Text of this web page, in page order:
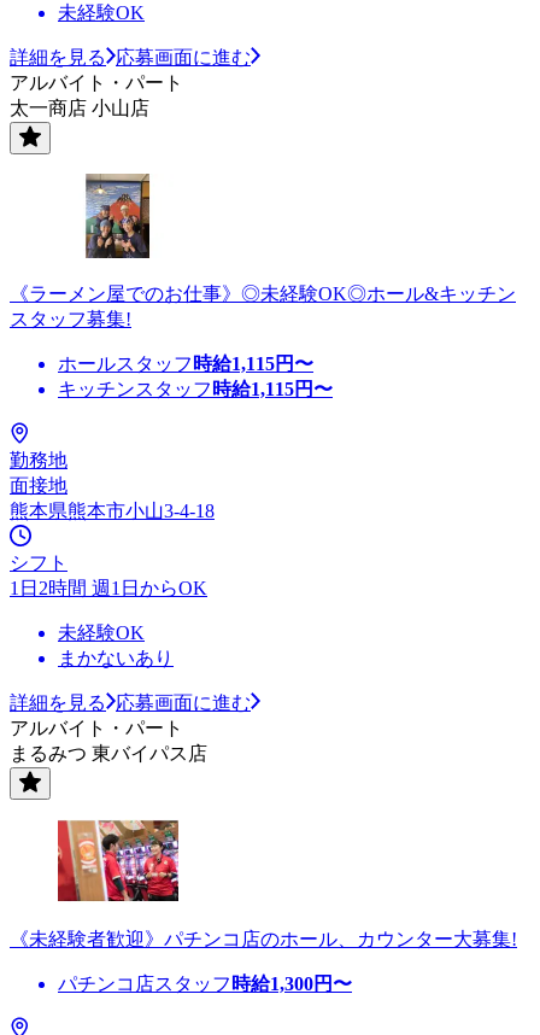
未経験OK
詳細を見る
応募画面に進む
アルバイト・パート
太一商店 小山店
《ラーメン屋でのお仕事》◎未経験OK◎ホール&キッチン
スタッフ募集!
ホールスタッフ 時給1,115円〜
キッチンスタッフ 時給1,115円〜
勤務地
面接地
熊本県熊本市小山3-4-18
シフト
1日2時間 週1日からOK
未経験OK
まかないあり
詳細を見る
応募画面に進む
アルバイト・パート
まるみつ 東バイパス店
《未経験者歓迎》パチンコ店のホール、カウンター大募集!
パチンコ店スタッフ 時給1,300円〜